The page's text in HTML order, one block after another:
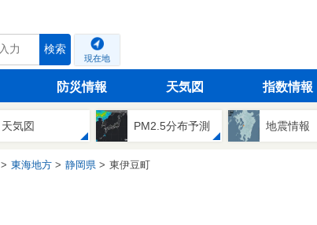
検索
現在地
防災情報 天気図 指数情報
天気図 PM2.5分布予測 地震情報
東海地方 静岡県 東伊豆町